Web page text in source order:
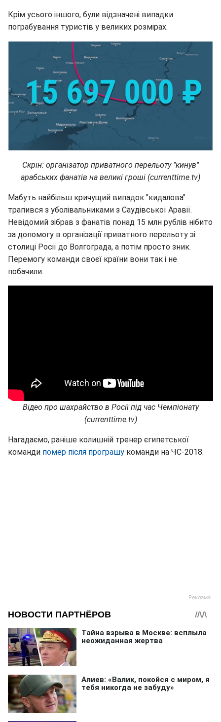
Крім усього іншого, були відзначені випадки
пограбування туристів у великих розмірах.
Скрін: організатор приватного перельоту "кинув"
арабських фанатів на великі гроші (currenttime.tv)
Мабуть найбільш кричущий випадок "кидалова"
трапився з уболівальниками з Саудівської Аравії.
Невідомий зібрав з фанатів понад 15 млн рублів нібито
за допомогу в організації приватного перельоту зі
столиці Росії до Волгограда, а потім просто зник.
Перемогу команди своєї країни вони так і не
побачили.
Відео про шахрайство в Росії під час Чемпіонату
(currenttime.tv)
Нагадаємо, раніше колишній тренер єгипетської
команди помер після програшу команди на ЧС-2018.